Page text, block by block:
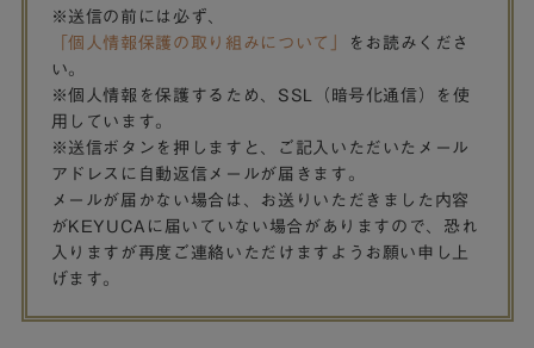
※送信の前には必ず、
「個人情報保護の取り組みについて」
をお読みくださ
い。
※個人情報を保護するため、SSL（暗号化通信）を使
用しています。
※送信ボタンを押しますと、ご記入いただいたメール
アドレスに自動返信メールが届きます。
メールが届かない場合は、お送りいただきました内容
がKEYUCAに届いていない場合がありますので、恐れ
入りますが再度ご連絡いただけますようお願い申し上
げます。